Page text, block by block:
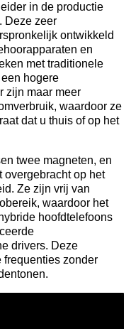
in de productie
Deze zeer
ontwikkeld
en
met traditionele
hogere
zijn maar meer
waardoor ze
dat u thuis of op het
twee magneten, en
overgebracht op het
Ze zijn vrij van
waardoor het
hoofdtelefoons
drivers. Deze
frequenties zonder